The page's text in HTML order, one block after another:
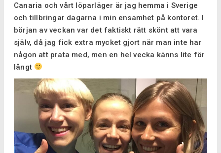
Canaria och vårt löparläger är jag hemma i Sverige
och tillbringar dagarna i min ensamhet på kontoret. I
början av veckan var det faktiskt rätt skönt att vara
själv, då jag fick extra mycket gjort när man inte har
någon att prata med, men en hel vecka känns lite för
långt